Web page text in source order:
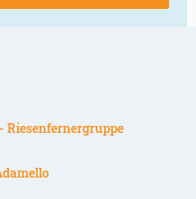
Riesenfernergruppe